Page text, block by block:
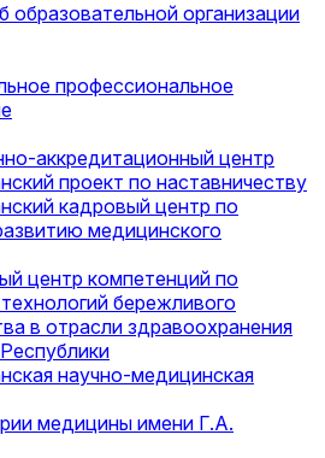
образовательной организации
профессиональное
аккредитационный центр
проект по наставничеству
кадровый центр по
медицинского
центр компетенций по
бережливого
в отрасли здравоохранения
научно-медицинская
медицины имени Г.А.